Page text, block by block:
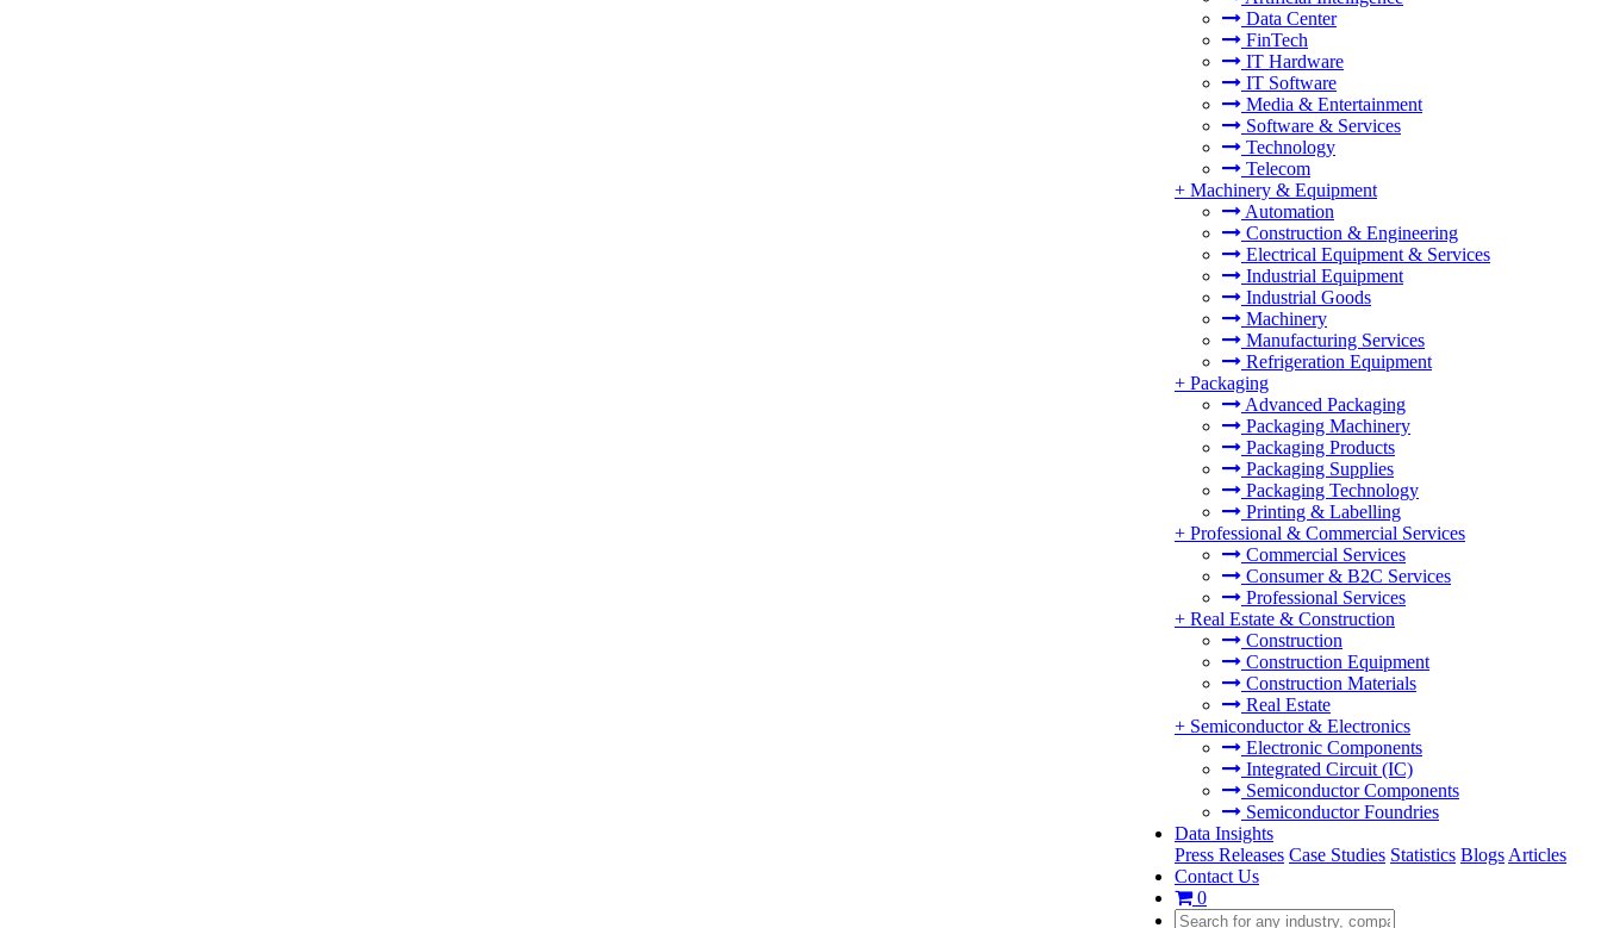
Data Center
FinTech
IT Hardware
IT Software
Media & Entertainment
Software & Services
Technology
Telecom
+ Machinery & Equipment
Automation
Construction & Engineering
Electrical Equipment & Services
Industrial Equipment
Industrial Goods
Machinery
Manufacturing Services
Refrigeration Equipment
+ Packaging
Advanced Packaging
Packaging Machinery
Packaging Products
Packaging Supplies
Packaging Technology
Printing & Labelling
+ Professional & Commercial Services
Commercial Services
Consumer & B2C Services
Professional Services
+ Real Estate & Construction
Construction
Construction Equipment
Construction Materials
Real Estate
+ Semiconductor & Electronics
Electronic Components
Integrated Circuit (IC)
Semiconductor Components
Semiconductor Foundries
Data Insights
Press Releases Case Studies Statistics Blogs Articles
Contact Us
0